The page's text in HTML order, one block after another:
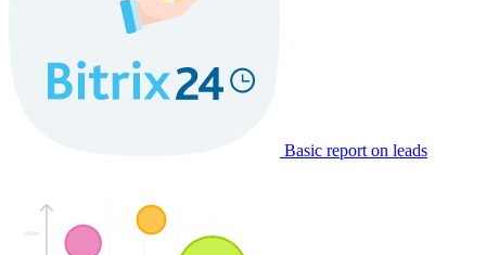
Basic report on leads